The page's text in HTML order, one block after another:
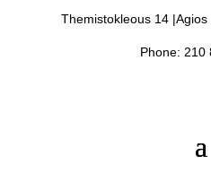
Themistokleous 14
Phone: 210